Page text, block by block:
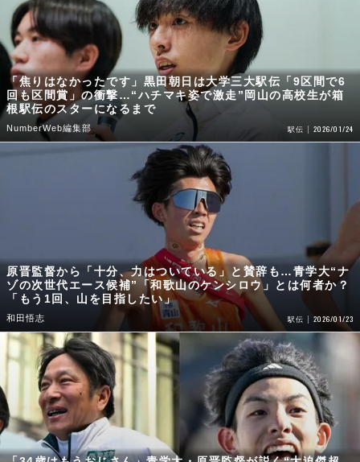
「焦りはなかったです」黒田朝日は大学三大駅伝「9区間で6
回も区間賞」の衝撃…“ハチマキ姿で激走”岡山の高校生が箱
根駅伝のスターになるまで
NumberWeb編集部 駅伝 2026/01/24
原晋監督から「十分、力はついている」と賛辞も…青学大“ナ
ゾの次世代エース候補”「和歌山のケンシロウ」とは何者か？
「もう1回、山を目指したい」
和田悟志 駅伝 2026/01/23